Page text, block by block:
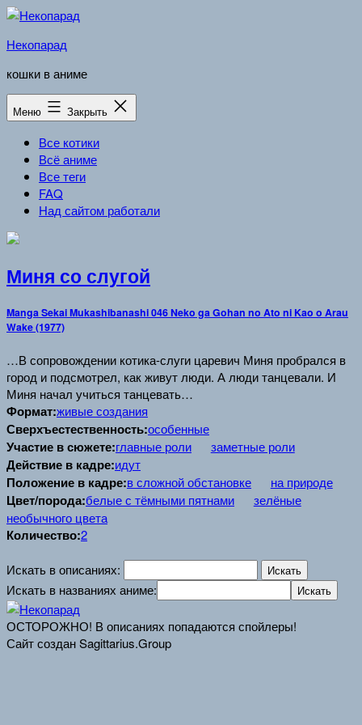
Перейти
содержимому
Некопарад
кошки в аниме
Меню Закрыть
Все котики
Всё аниме
Все теги
FAQ
Над сайтом работали
Миня со слугой
Manga Sekai Mukashibanashi 046 Neko ga Gohan no Ato ni Kao o Arau
Wake (1977)
…В сопровождении котика-слуги царевич Миня пробрался в
город и подсмотрел, как живут люди. А люди танцевали. И
Миня начал учиться танцевать…
Формат:живые создания
Сверхъестественность:особенные
Участие в сюжете:главные роли заметные роли
Действие в кадре:идут
Положение в кадре:в сложной обстановке на природе
Цвет/порода:белые с тёмными пятнами
зелёные
необычного цвета
Количество:2
Искать в описаниях:
Искать в названиях аниме:
ОСТОРОЖНО! В описаниях попадаются спойлеры!
Сайт создан Sagittarius.Group